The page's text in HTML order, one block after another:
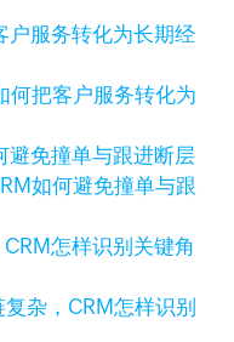
何把客户服务转化为
如何避免撞单与跟
杂，CRM怎样识别